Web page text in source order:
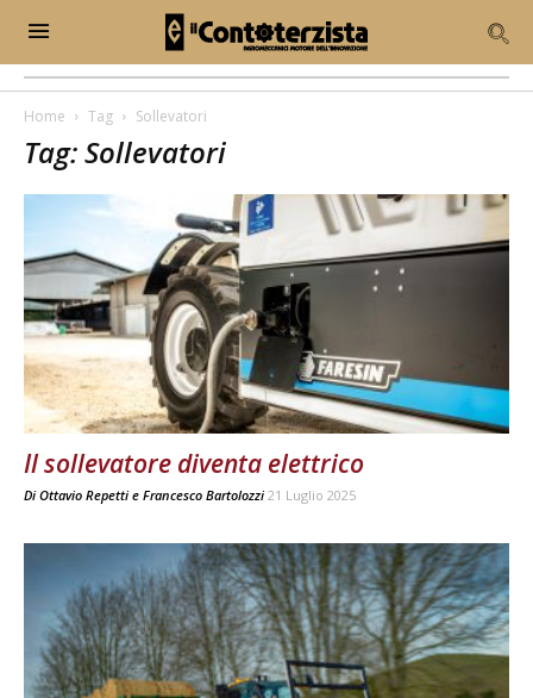
Home Tag Sollevatori
Tag: Sollevatori
Il sollevatore diventa elettrico
Di Ottavio Repetti e Francesco Bartolozzi 21 Luglio 2025